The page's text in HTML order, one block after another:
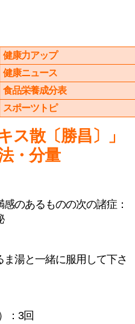
健康力アップ
健康ニュース
食品栄養成分表
スポーツトピ
ス散〔勝昌〕」
・分量
のあるものの次の諸症：
湯と一緒に服用して下さ
：3回